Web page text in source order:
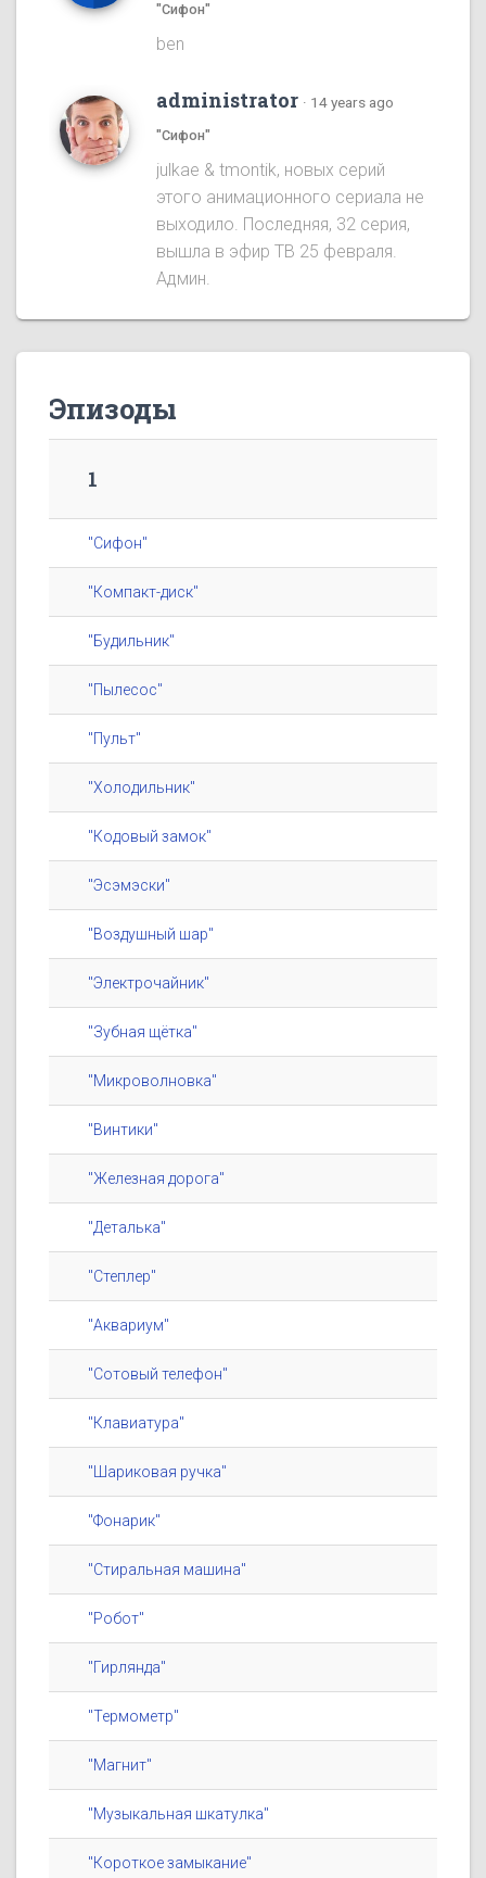
"Сифон"
ben
administrator · 14 years ago
"Сифон"
julkae & tmontik, новых серий
этого анимационного сериала не
выходило. Последняя, 32 серия,
вышла в эфир ТВ 25 февраля.
Админ.
Эпизоды
1
"Сифон"
"Компакт-диск"
"Будильник"
"Пылесос"
"Пульт"
"Холодильник"
"Кодовый замок"
"Эсэмэски"
"Воздушный шар"
"Электрочайник"
"Зубная щётка"
"Микроволновка"
"Винтики"
"Железная дорога"
"Деталька"
"Степлер"
"Аквариум"
"Сотовый телефон"
"Клавиатура"
"Шариковая ручка"
"Фонарик"
"Стиральная машина"
"Робот"
"Гирлянда"
"Термометр"
"Магнит"
"Музыкальная шкатулка"
"Короткое замыкание"